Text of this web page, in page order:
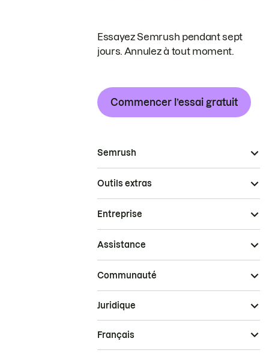
Essayez Semrush pendant sept
jours. Annulez à tout moment.
Commencer l’essai gratuit
Semrush
Outils extras
Entreprise
Assistance
Communauté
Juridique
Français